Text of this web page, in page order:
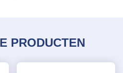
PRODUCTEN